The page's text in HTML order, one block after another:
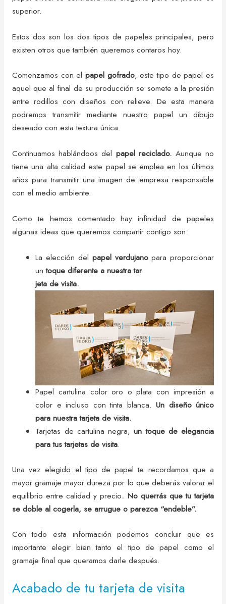
superior.
Estos dos son los dos tipos de papeles principales, pero
existen otros que también queremos contaros hoy.
Comenzamos con el papel gofrado, este tipo de papel es
aquel que al final de su producción se somete a la presión
entre rodillos con diseños con relieve. De esta manera
podremos transmitir mediante nuestro papel un dibujo
deseado con esta textura única.
Continuamos hablándoos del papel reciclado. Aunque no
tiene una alta calidad este papel se emplea en los últimos
años para transmitir una imagen de empresa responsable
con el medio ambiente.
Como te hemos comentado hay infinidad de papeles
algunas ideas que queremos compartir contigo son:
La elección del papel verdujanopara proporcionar
untoque diferente a nuestra tar
jeta de visita.
Papel cartulina color oro o plata con impresión a
color e incluso con tinta blanca.Un diseño único
para nuestra tarjeta de visita.
Tarjetas de cartulina negra,un toque de elegancia
para tus tarjetas de visita.
Una vez elegido el tipo de papel te recordamos que a
mayor gramaje mayor dureza por lo que deberás valorar el
equilibrio entre calidad y precio. No querrás que tu tarjeta
se doble al cogerla, se arrugue o parezca “endeble”.
Con todo esta información podemos concluir que es
importante elegir bien tanto el tipo de papel como el
gramaje final que queramos darle después.
Acabado de tu tarjeta de visita